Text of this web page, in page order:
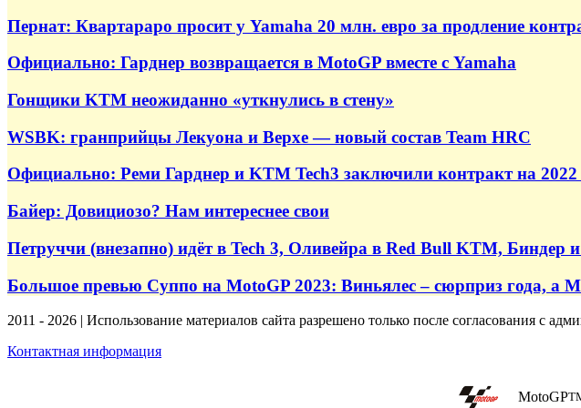
Пернат: Квартараро просит у Yamaha 20 млн. евро за продление
Официально: Гарднер возвращается в MotoGP вместе с Yamaha
Гонщики KTM неожиданно «уткнулись в стену»
WSBK: гранприйцы Лекуона и Верхе — новый состав Team HRC
Официально: Реми Гарднер и KTM Tech3 заключили контракт на 2022
Байер: Довициозо? Нам интереснее свои
Петруччи (внезапно) идёт в Tech 3, Оливейра в Red Bull KTM, Биндер
Большое превью Суппо на MotoGP 2023: Виньялес – сюрприз года, а
2011 - 2026 | Использование материалов сайта разрешено только после согласования с
Контактная информация
MotoGP